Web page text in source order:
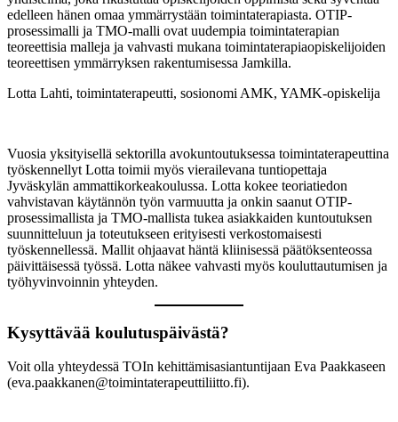
edelleen hänen omaa ymmärrystään toimintaterapiasta. OTIP-
prosessimalli ja TMO-malli ovat uudempia toimintaterapian
teoreettisia malleja ja vahvasti mukana toimintaterapiaopiskelijoiden
teoreettisen ymmärryksen rakentumisessa Jamkilla.
Lotta Lahti, toimintaterapeutti, sosionomi AMK, YAMK-opiskelija
Vuosia yksityisellä sektorilla avokuntoutuksessa toimintaterapeuttina
työskennellyt Lotta toimii myös vierailevana tuntiopettaja
Jyväskylän ammattikorkeakoulussa. Lotta kokee teoriatiedon
vahvistavan käytännön työn varmuutta ja onkin saanut OTIP-
prosessimallista ja TMO-mallista tukea asiakkaiden kuntoutuksen
suunnitteluun ja toteutukseen erityisesti verkostomaisesti
työskennellessä. Mallit ohjaavat häntä kliinisessä päätöksenteossa
päivittäisessä työssä. Lotta näkee vahvasti myös kouluttautumisen ja
työhyvinvoinnin yhteyden.
Kysyttävää koulutuspäivästä?
Voit olla yhteydessä TOIn kehittämisasiantuntijaan Eva Paakkaseen
(eva.paakkanen@toimintaterapeuttiliitto.fi).